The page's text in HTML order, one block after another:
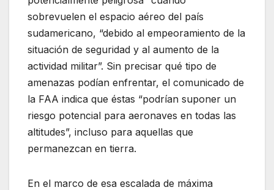
sobrevuelen el espacio aéreo del país
sudamericano, “debido al empeoramiento de la
situación de seguridad y al aumento de la
actividad militar”. Sin precisar qué tipo de
amenazas podían enfrentar, el comunicado de
la FAA indica que éstas “podrían suponer un
riesgo potencial para aeronaves en todas las
altitudes”, incluso para aquellas que
permanezcan en tierra.
En el marco de esa escalada de máxima